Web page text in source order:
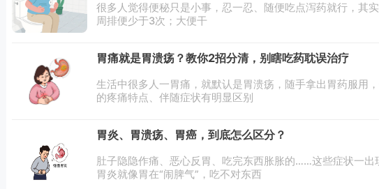
很多人觉得便秘只是小事，忍一忍、随便吃点泻药就行，其
周排便少于3次；大便干
胃痛就是胃溃疡？教你2招分清，别瞎吃药耽误治疗
生活中很多人一胃痛，就默认是胃溃疡，随手拿出胃药服用
的疼痛特点、伴随症状有明显区别
胃炎、胃溃疡、胃癌，到底怎么区分？
肚子隐隐作痛、恶心反胃、吃完东西胀胀的……这些症状一出
胃炎就像胃在“闹脾气”，吃不对东西